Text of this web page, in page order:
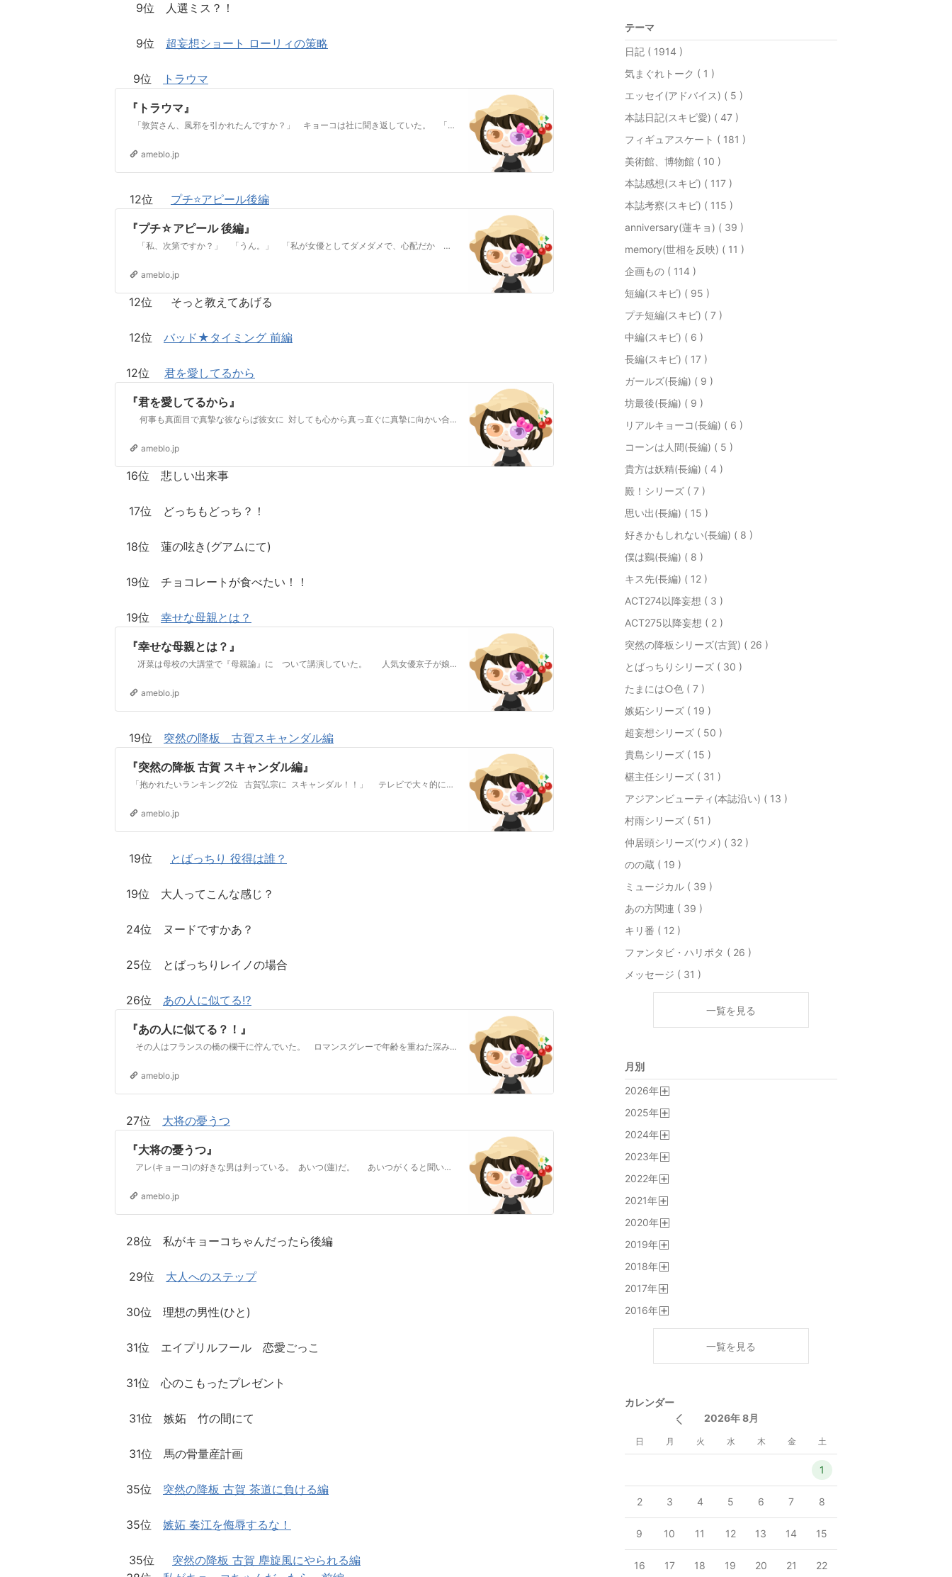
9位 人選ミス？！
9位 超妄想ショート ローリィの策略
9位 トラウマ
『トラウマ』
「敦賀さん、風邪を引かれたんですか？」 キョーコは社に聞き返していた。 「そうなんだよ、珍しいだろう？だから今 日の夕食の準備は大丈…
ameblo.jp
12位 プチ⭐アピール後編
『プチ☆アピール 後編』
「私、次第ですか？」 「うん。」 「私が女優としてダメダメで、心配だか ら行けないということですか？」 「いや、そうじゃな…
ameblo.jp
12位 そっと教えてあげる
12位 バッド★タイミング 前編
12位 君を愛してるから
『君を愛してるから』
何事も真面目で真摯な彼ならば彼女に 対しても心から真っ直ぐに真摯に向かい合 いそして大切に触れるのだろう。 「ですから、敦賀さん！触…
ameblo.jp
16位 悲しい出来事
17位 どっちもどっち？！
18位 蓮の呟き(グアムにて)
19位 チョコレートが食べたい！！
19位 幸せな母親とは？
『幸せな母親とは？』
冴菜は母校の大講堂で『母親論』に ついて講演していた。 人気女優京子が娘ではないか？と 雑誌に掲載されたため、多くの報道陣…
ameblo.jp
19位 突然の降板 古賀スキャンダル編
『突然の降板 古賀 スキャンダル編』
「抱かれたいランキング2位 古賀弘宗に スキャンダル！！」 テレビで大々的に報道され、自宅で頭を 抱える古賀。 (…うかつだった……
ameblo.jp
19位 とばっちり 役得は誰？
19位 大人ってこんな感じ？
24位 ヌードですかあ？
25位 とばっちりレイノの場合
26位 あの人に似てる⁉️
『あの人に似てる？！』
その人はフランスの橋の欄干に佇んでいた。 ロマンスグレーで年齢を重ねた深みのある 顔立ち。年齢は40代半ばくらい？ 長身にトレンチコー…
ameblo.jp
27位 大将の憂うつ
『大将の憂うつ』
アレ(キョーコ)の好きな男は判っている。 あいつ(蓮)だ。 あいつがくると聞いて必死で弁当を作っ ている姿がいじらしくて思わず手伝って…
ameblo.jp
28位 私がキョーコちゃんだったら後編
29位 大人へのステップ
30位 理想の男性(ひと)
31位 エイプリルフール 恋愛ごっこ
31位 心のこもったプレゼント
31位 嫉妬 竹の間にて
31位 馬の骨量産計画
35位 突然の降板 古賀 茶道に負ける編
35位 嫉妬 奏江を侮辱するな！
35位 突然の降板 古賀 塵旋風にやられる編
テーマ
日記 ( 1914 )
気まぐれトーク ( 1 )
エッセイ(アドバイス) ( 5 )
本誌日記(スキビ愛) ( 47 )
フィギュアスケート ( 181 )
美術館、博物館 ( 10 )
本誌感想(スキビ) ( 117 )
本誌考察(スキビ) ( 115 )
anniversary(蓮キョ) ( 39 )
memory(世相を反映) ( 11 )
企画もの ( 114 )
短編(スキビ) ( 95 )
プチ短編(スキビ) ( 7 )
中編(スキビ) ( 6 )
長編(スキビ) ( 17 )
ガールズ(長編) ( 9 )
坊最後(長編) ( 9 )
リアルキョーコ(長編) ( 6 )
コーンは人間(長編) ( 5 )
貴方は妖精(長編) ( 4 )
殿！シリーズ ( 7 )
思い出(長編) ( 15 )
好きかもしれない(長編) ( 8 )
僕は鷄(長編) ( 8 )
キス先(長編) ( 12 )
ACT274以降妄想 ( 3 )
ACT275以降妄想 ( 2 )
突然の降板シリーズ(古賀) ( 26 )
とばっちりシリーズ ( 30 )
たまには○色 ( 7 )
嫉妬シリーズ ( 19 )
超妄想シリーズ ( 50 )
貴島シリーズ ( 15 )
椹主任シリーズ ( 31 )
アジアンビューティ(本誌沿い) ( 13 )
村雨シリーズ ( 51 )
仲居頭シリーズ(ウメ) ( 32 )
のの蔵 ( 19 )
ミュージカル ( 39 )
あの方関連 ( 39 )
キリ番 ( 12 )
ファンタビ・ハリポタ ( 26 )
メッセージ ( 31 )
一覧を見る
月別
2026年
2025年
2024年
2023年
2022年
2021年
2020年
2019年
2018年
2017年
2016年
一覧を見る
カレンダー
2026年 8月
日 月 火 水 木 金 土
1
2 3 4 5 6 7 8
9 10 11 12 13 14 15
16 17 18 19 20 21 22